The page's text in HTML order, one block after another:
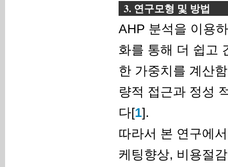
3. 연구모형 및 방법
AHP 분석을 이용
화를 통해 더 쉽고
한 가중치를 계산
량적 접근과 정성
다[1].
따라서 본 연구에
케팅향상, 비용절